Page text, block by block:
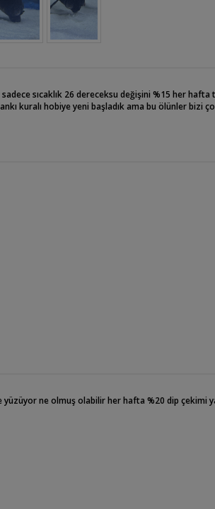
sıcaklık 26 dereceksu değişini %15 her
kuralı hobiye yeni başladık ama bu ölünler bizi
ne olmuş olabilir her hafta %20 dip çekimi